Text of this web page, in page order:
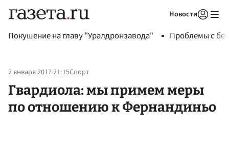
Новости
Покушение на главу "Уралдронзавода" Проблемы с
2 января 2017 21:15Спорт
Гвардиола: мы примем меры
по отношению к Фернандиньо